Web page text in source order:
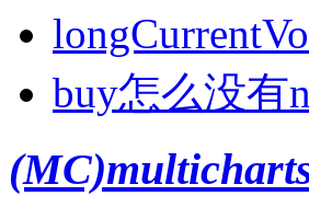
buy怎么没有